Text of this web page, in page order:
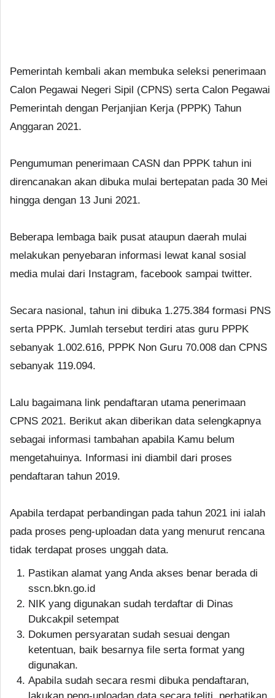
Pemerintah kembali akan membuka seleksi penerimaan
Calon Pegawai Negeri Sipil (CPNS) serta Calon Pegawai
Pemerintah dengan Perjanjian Kerja (PPPK) Tahun
Anggaran 2021.
Pengumuman penerimaan CASN dan PPPK tahun ini
direncanakan akan dibuka mulai bertepatan pada 30 Mei
hingga dengan 13 Juni 2021.
Beberapa lembaga baik pusat ataupun daerah mulai
melakukan penyebaran informasi lewat kanal sosial
media mulai dari Instagram, facebook sampai twitter.
Secara nasional, tahun ini dibuka 1.275.384 formasi PNS
serta PPPK. Jumlah tersebut terdiri atas guru PPPK
sebanyak 1.002.616, PPPK Non Guru 70.008 dan CPNS
sebanyak 119.094.
Lalu bagaimana link pendaftaran utama penerimaan
CPNS 2021. Berikut akan diberikan data selengkapnya
sebagai informasi tambahan apabila Kamu belum
mengetahuinya. Informasi ini diambil dari proses
pendaftaran tahun 2019.
Apabila terdapat perbandingan pada tahun 2021 ini ialah
pada proses peng-uploadan data yang menurut rencana
tidak terdapat proses unggah data.
Pastikan alamat yang Anda akses benar berada di
sscn.bkn.go.id
NIK yang digunakan sudah terdaftar di Dinas
Dukcakpil setempat
Dokumen persyaratan sudah sesuai dengan
ketentuan, baik besarnya file serta format yang
digunakan.
Apabila sudah secara resmi dibuka pendaftaran,
lakukan peng-uploadan data secara teliti, perhatikan